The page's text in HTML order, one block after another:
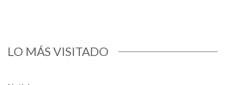
LO MÁS VISITADO